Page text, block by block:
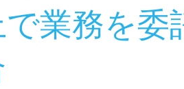
業務を委